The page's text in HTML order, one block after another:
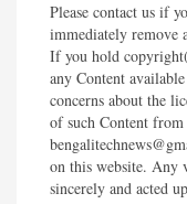
Please contact us if
immediately remove
If you hold
any Content
concerns about the
of such Content from
on this website. Any
sincerely and acted